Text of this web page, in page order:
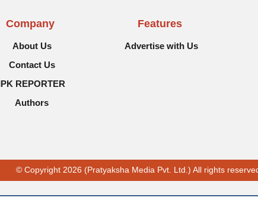
Company
About Us
Contact Us
REPORTER
Authors
Features
Advertise with Us
© Copyright 2026 (Pratyaksha Media Pvt. Ltd.) All rights